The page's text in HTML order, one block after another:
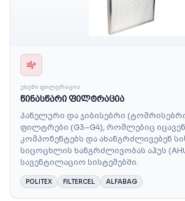
ᲣᲮᲔᲨᲘ ᲤᲘᲚᲢᲠᲐᲪᲘᲐ
წინასწარი ფილტრაცია
პანელური და ჯიბისებრი
ფილტრები (G3–G4), რომლებიც
კომპონენტებს და ახანგრძლივებენ
სიცოცხლის ხანგრძლივობას აჰუს
სავენტილაციო სისტემებში.
POLITEX FILTERCEL ALFABAG